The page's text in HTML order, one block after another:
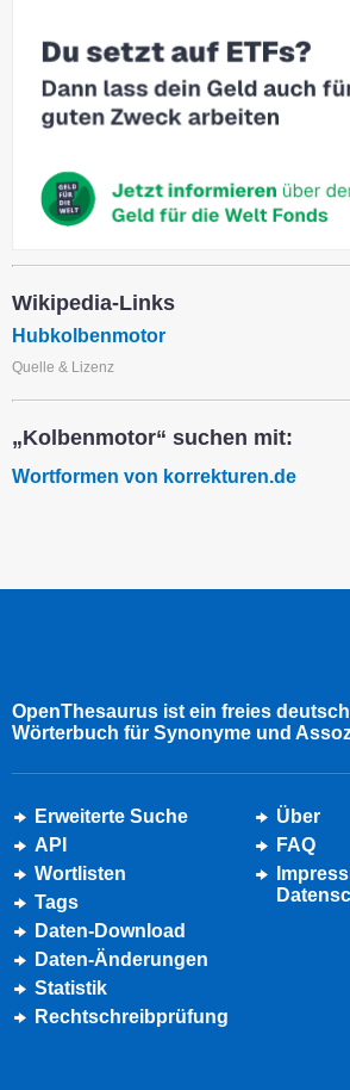
Wikipedia-Links
Hubkolbenmotor
Quelle & Lizenz
„Kolbenmotor“ suchen mit:
Wortformen von korrekturen.de
OpenThesaurus ist ein freies
Wörterbuch für Synonyme und
Erweiterte Suche
API
Wortlisten
Tags
Daten-Download
Daten-Änderungen
Statistik
Rechtschreibprüfung
Über
FAQ